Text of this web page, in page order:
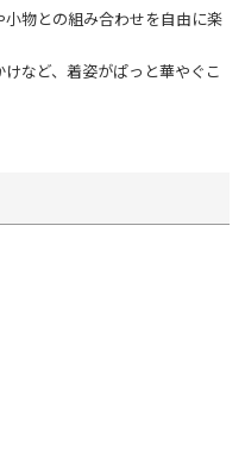
物との組み合わせを自由に楽
など、着姿がぱっと華やぐこ